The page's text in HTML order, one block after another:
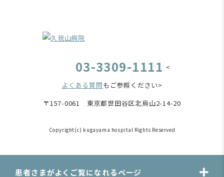
03-3309-1111 <
よくある質問もご参照ください>
〒157-0061 東京都世田谷区北烏山2-14-20
Copyright(c) kugayama hospital Rights Reserved
患者さまがよくご覧になれるページ